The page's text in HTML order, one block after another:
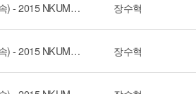
His Promise (하나님의 약속) - 2015 NKUMC Live Worship 장수혁
His Promise (하나님의 약속) - 2015 NKUMC Live Worship 장수혁